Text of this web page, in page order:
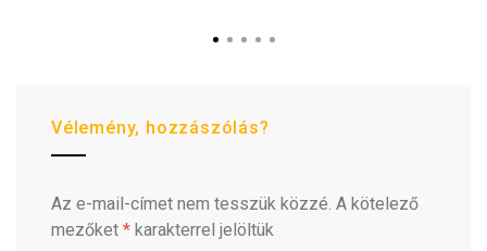
Vélemény, hozzászólás?
Az e-mail-címet nem tesszük közzé. A kötelező
mezőket * karakterrel jelöltük